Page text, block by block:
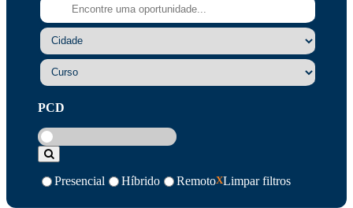
PCD
Presencial Híbrido RemotoXLimpar filtros